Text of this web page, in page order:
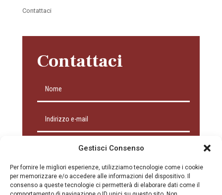
Gestisci Consenso
Per fornire le migliori esperienze, utilizziamo tecnologie come i cookie
per memorizzare e/o accedere alle informazioni del dispositivo. Il
consenso a queste tecnologie ci permetterà di elaborare dati come il
Contattaci
Contattaci